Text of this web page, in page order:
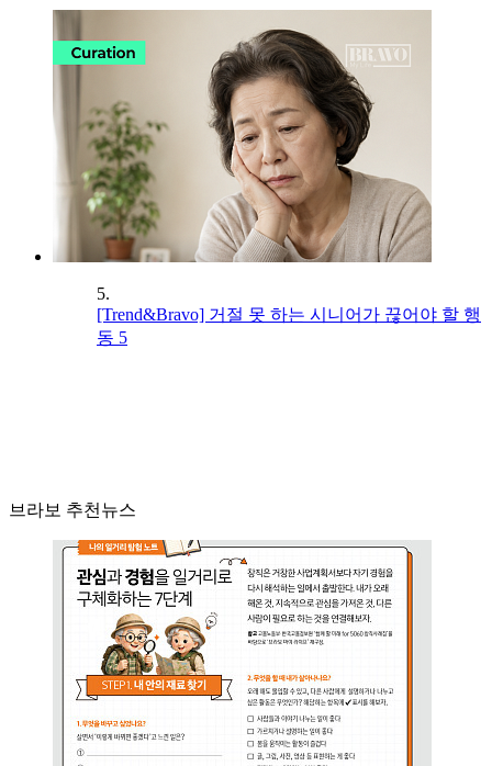
5.
[Trend&Bravo] 거절 못 하는 시니어가 끊어야 할 행
동 5
브라보 추천뉴스